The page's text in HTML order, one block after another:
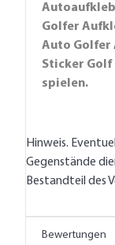
Golfer
Auto Golfer
Sticker
spielen.
Hinweis.
Gegenstände
Bestandteil des
Bewertungen